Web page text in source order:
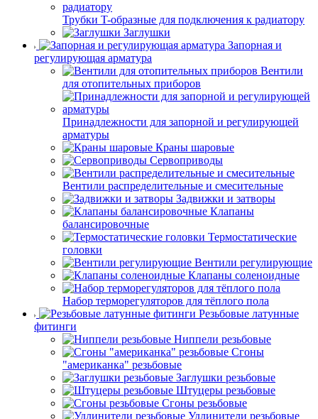
Трубки T-образные для подключения к радиатору
Заглушки
Запорная и
регулирующая арматура
Вентили
для отопительных приборов
Принадлежности для запорной и регулирующей
арматуры
Краны шаровые
Сервоприводы
Вентили распределительные и смесительные
Задвижки и затворы
Клапаны
балансировочные
Термостатические
головки
Вентили регулирующие
Клапаны соленоидные
Набор терморегуляторов для тёплого пола
Резьбовые латунные
фитинги
Ниппели резьбовые
Сгоны
"американка" резьбовые
Заглушки резьбовые
Штуцеры резьбовые
Сгоны резьбовые
Удлинители резьбовые